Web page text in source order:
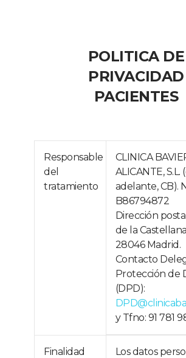
POLITICA DE
PRIVACIDAD
PACIENTES
Responsable
del
tratamiento
CLINICA
ALICANTE, S.L.
adelante, CB).
B86794872
Dirección
de la
28046 Madrid.
Contacto
Protección de
(DPD):
y Tfno: 91 781
Finalidad
Los datos